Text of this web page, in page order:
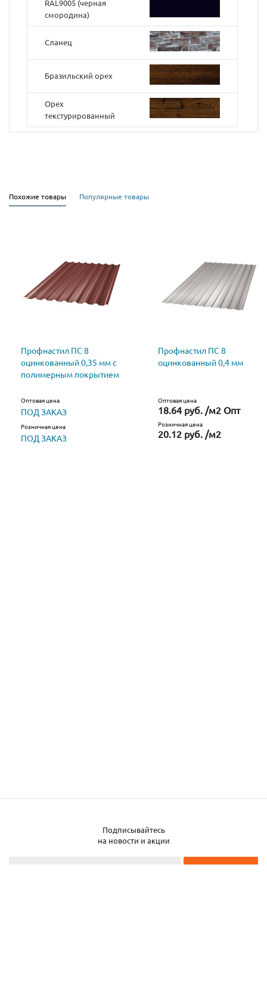
RAL9005 (черная
смородина)
Сланец
Бразильский орех
Орех
текстурированный
Похожие товары Популярные товары
Профнастил ПС 8
оцинкованный 0,35 мм с
полимерным покрытием
Оптовая цена
ПОД ЗАКАЗ
Розничная цена
ПОД ЗАКАЗ
Профнастил ПС 8
оцинкованный 0,4 мм
Оптовая цена
18.64 руб. /м2 Опт
Розничная цена
20.12 руб. /м2
Подписывайтесь
на новости и акции